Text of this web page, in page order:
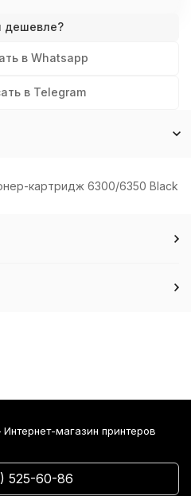
в Whatsapp
в Telegram
картридж 6300/6350 Black
магазин принтеров
525-60-86